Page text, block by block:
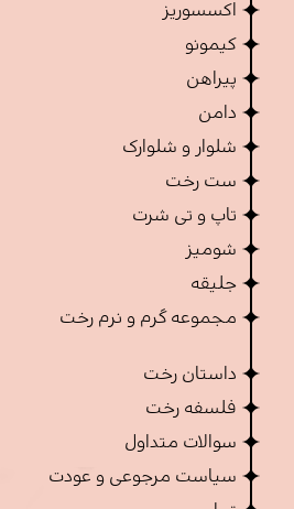
اکسسوریز
کیمونو
پیراهن
دامن
شلوار و شلوارک
ست رخت
تاپ و تی شرت
شومیز
جلیقه
مجموعه گرم و نرم رخت
داستان رخت
فلسفه رخت
سوالات متداول
سیاست مرجوعی و عودت